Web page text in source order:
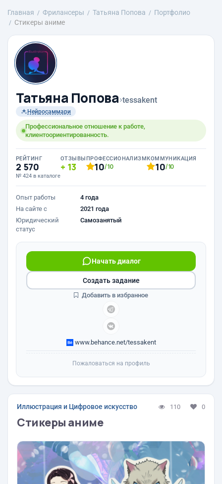
Главная Фрилансеры Татьяна Попова
Портфолио
Стикеры аниме
Татьяна Попова›tessakent
Нейросаммари
Профессиональное отношение к работе,
клиентоориентированность.
РЕЙТИНГ
2 570
№ 424 в каталоге
ОТЗЫВЫ
13
ПРОФЕССИОНАЛИЗМ
10/10
КОММУНИКАЦИЯ
10/10
Опыт работы
4 года
На сайте с
2021 года
Юридический
статус
Самозанятый
Начать диалог
www.behance.net/tessakent
Создать задание
Добавить в избранное
Пожаловаться на профиль
Иллюстрация и Цифровое искусство 110 0
Стикеры аниме